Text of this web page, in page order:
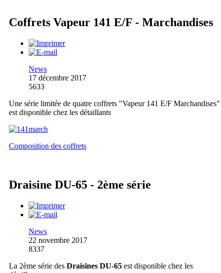
Coffrets Vapeur 141 E/F - Marchandises
News
17 décembre 2017
5633
Une série limitée de quatre coffrets "Vapeur 141 E/F Marchandises"
est disponible chez les détaillants
Composition des coffrets
Draisine DU-65 - 2ème série
News
22 novembre 2017
8337
La 2ème série des Draisines DU-65 est disponible chez les